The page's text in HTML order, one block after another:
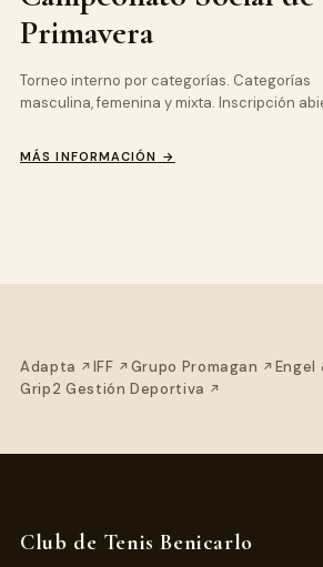
Primavera
Torneo interno por categorías. Categorías
masculina, femenina y mixta. Inscripción
MÁS INFORMACIÓN →
Adapta (se abre en una nueva pestaña)
IFF(se abre en una nueva
Grupo Promagan (seEngel
Grip2 Gestión Deportiva (se abre en
Club de Tenis Benicarlo